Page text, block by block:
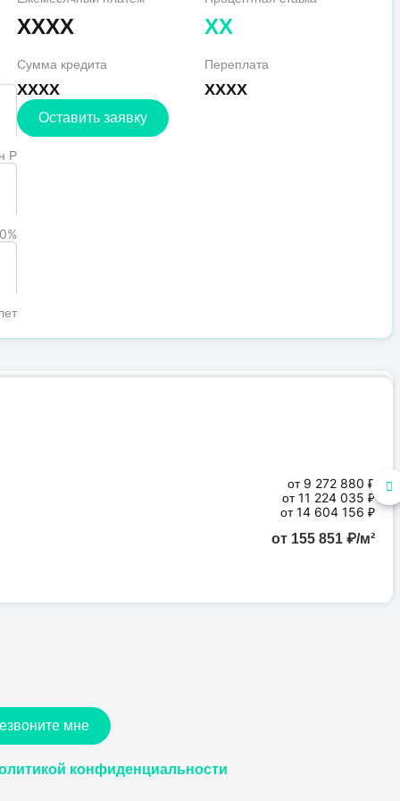
Р
XXXX XX
Сумма кредита
XXXX
Переплата
XXXX
Оставить заявку
от 9 272 880 ₽
от 11 224 035 ₽
от 14 604 156 ₽
от 155 851 ₽/м²
мне
конфиденциальности